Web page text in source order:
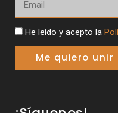
He leído y acepto la
Me quiero unir